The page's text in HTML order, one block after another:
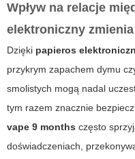
Wpływ na relacje
elektroniczny
Dzięki papieros
przykrym zapachem dymu
smolistych mogą nadal
tym razem znacznie
vape 9 months często
doświadczeniach,